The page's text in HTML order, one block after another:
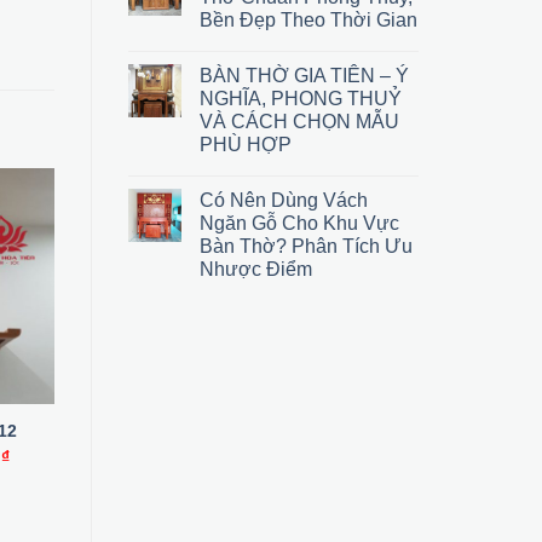
Bền Đẹp Theo Thời Gian
BÀN THỜ GIA TIÊN – Ý
NGHĨA, PHONG THUỶ
VÀ CÁCH CHỌN MẪU
PHÙ HỢP
Có Nên Dùng Vách
Ngăn Gỗ Cho Khu Vực
Bàn Thờ? Phân Tích Ưu
Nhược Điểm
₫Giá
-12%